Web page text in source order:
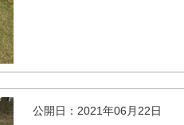
公開日：2021年06月22日